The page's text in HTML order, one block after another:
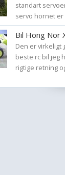
standart
servo hornet er
Bil Hong Nor
Den er virkeligt
beste rc bil jeg
rigtige retning